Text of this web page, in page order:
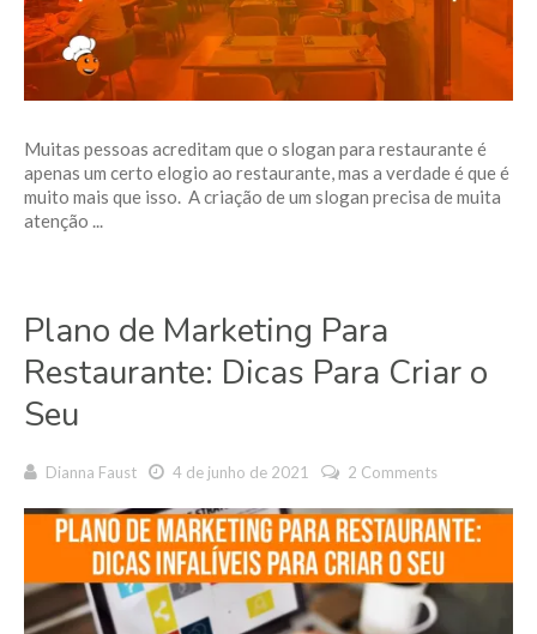
Muitas pessoas acreditam que o slogan para restaurante é
apenas um certo elogio ao restaurante, mas a verdade é que é
muito mais que isso. A criação de um slogan precisa de muita
atenção ...
Plano de Marketing Para
Restaurante: Dicas Para Criar o
Seu
Dianna Faust 4 de junho de 2021 2 Comments